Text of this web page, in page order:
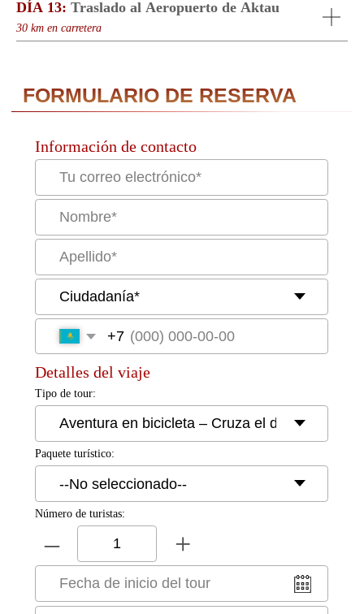
DÍA 13: Traslado al Aeropuerto de Aktau
30 km en carretera